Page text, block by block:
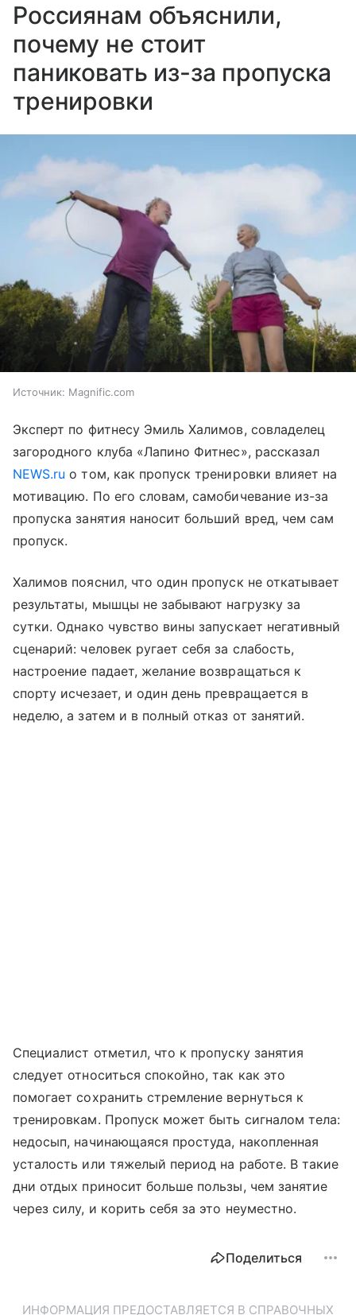
Россиянам объяснили,
почему не стоит
паниковать из-за пропуска
тренировки
Источник: Magnific.com
Эксперт по фитнесу Эмиль Халимов, совладелец
загородного клуба «Лапино Фитнес», рассказал
NEWS.ruо том, как пропуск тренировки влияет на
мотивацию. По его словам, самобичевание из-за
пропуска занятия наносит больший вред, чем сам
пропуск.
Халимов пояснил, что один пропуск не откатывает
результаты, мышцы не забывают нагрузку за
сутки. Однако чувство вины запускает негативный
сценарий: человек ругает себя за слабость,
настроение падает, желание возвращаться к
спорту исчезает, и один день превращается в
неделю, а затем и в полный отказ от занятий.
Специалист отметил, что к пропуску занятия
следует относиться спокойно, так как это
помогает сохранить стремление вернуться к
тренировкам. Пропуск может быть сигналом тела:
недосып, начинающаяся простуда, накопленная
усталость или тяжелый период на работе. В такие
дни отдых приносит больше пользы, чем занятие
через силу, и корить себя за это неуместно.
Поделиться
ИНФОРМАЦИЯ ПРЕДОСТАВЛЯЕТСЯ В СПРАВОЧНЫХ